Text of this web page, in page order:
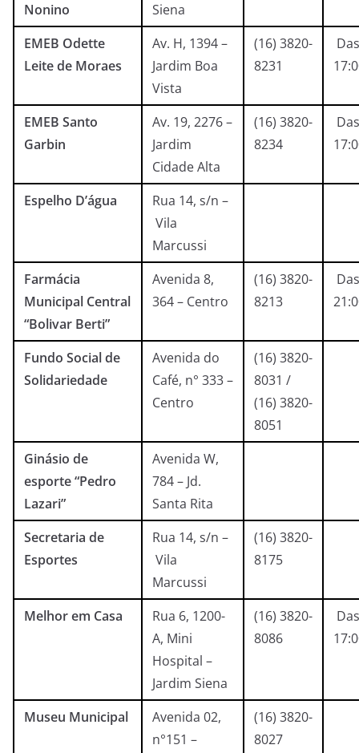
Nonino
Siena
EMEB Odette
Leite de Moraes
Av. H, 1394 –
Jardim Boa
Vista
(16) 3820-
8231
EMEB Santo
Garbin
Av. 19, 2276 –
Jardim
Cidade Alta
(16) 3820-
8234
Espelho D’água
Rua 14, s/n –
Vila
Marcussi
Farmácia
Municipal Central
“Bolivar Berti”
Avenida 8,
364 – Centro
(16) 3820-
8213
Fundo Social de
Solidariedade
Avenida do
Café, n° 333 –
Centro
(16) 3820-
8031 /
(16) 3820-
8051
Ginásio de
esporte “Pedro
Lazari”
Avenida W,
784 – Jd.
Santa Rita
Secretaria de
Esportes
Rua 14, s/n –
Vila
Marcussi
(16) 3820-
8175
Melhor em Casa
Rua 6, 1200-
A, Mini
Hospital –
Jardim Siena
(16) 3820-
8086
Museu Municipal
Avenida 02,
n°151 –
(16) 3820-
8027